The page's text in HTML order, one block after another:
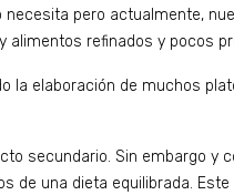
pero actualmente,
alimentos refinados y pocos
la elaboración de muchos
secundario. Sin
de una dieta equilibrada.